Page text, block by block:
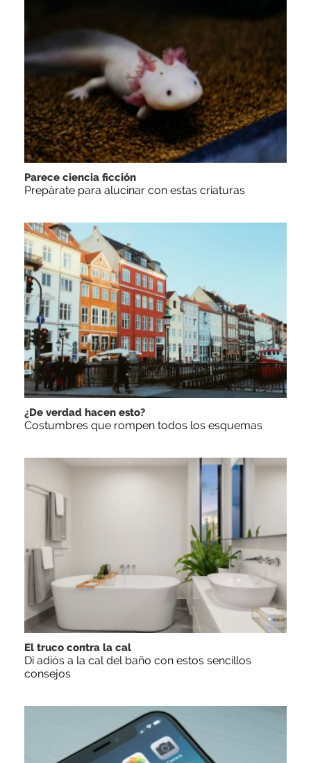
Parece ciencia ficción
Prepárate para alucinar con estas criaturas
¿De verdad hacen esto?
Costumbres que rompen todos los esquemas
El truco contra la cal
Di adiós a la cal del baño con estos sencillos
consejos